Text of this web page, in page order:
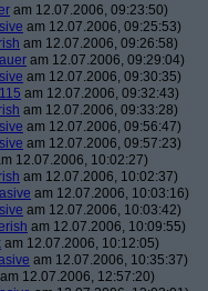
am 12.07.2006, 09:23:50)
am 12.07.2006, 09:25:53)
am 12.07.2006, 09:26:58)
am 12.07.2006, 09:29:04)
am 12.07.2006, 09:30:35)
am 12.07.2006, 09:32:43)
am 12.07.2006, 09:33:28)
am 12.07.2006, 09:56:47)
am 12.07.2006, 09:57:23)
12.07.2006, 10:02:27)
am 12.07.2006, 10:02:37)
am 12.07.2006, 10:03:16)
am 12.07.2006, 10:03:42)
am 12.07.2006, 10:09:55)
am 12.07.2006, 10:12:05)
am 12.07.2006, 10:35:37)
am 12.07.2006, 12:57:20)